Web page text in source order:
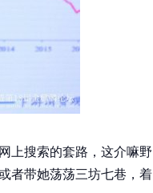
上搜索的套路，这介嘛野
者带她荡荡三坊七巷，着